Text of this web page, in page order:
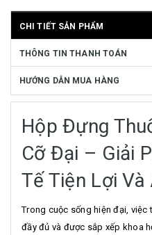
CHI TIẾT SẢN PHẨM
THÔNG TIN THANH TOÁN
HƯỚNG DẪN MUA HÀNG
Hộp Đựng
Cỡ Đại – Giải
Tế Tiện Lợi Và
Trong cuộc sống hiện đại,
đầy đủ và được sắp xếp khoa